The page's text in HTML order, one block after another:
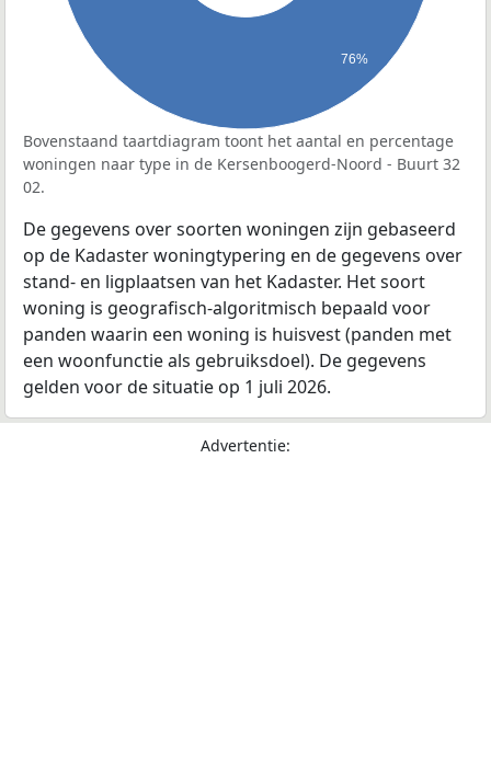
76%
Bovenstaand taartdiagram toont het aantal en percentage
woningen naar type in de Kersenboogerd-Noord - Buurt 32
02.
De gegevens over soorten woningen zijn gebaseerd
op de Kadaster woningtypering en de gegevens over
stand- en ligplaatsen van het Kadaster. Het soort
woning is geografisch-algoritmisch bepaald voor
panden waarin een woning is huisvest (panden met
een woonfunctie als gebruiksdoel). De gegevens
gelden voor de situatie op 1 juli 2026.
Advertentie: